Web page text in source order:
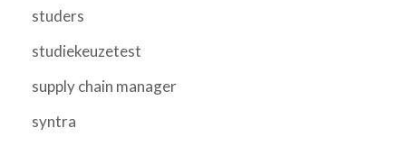
studers
studiekeuzetest
supply chain manager
syntra